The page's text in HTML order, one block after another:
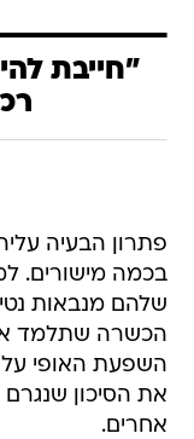
"חייבת
פתרון הבעיה
בכמה מישורים.
שלהם מנבאות
הכשרה שתלמד
השפעת האופי
את הסיכון שנגרם
אחרים.